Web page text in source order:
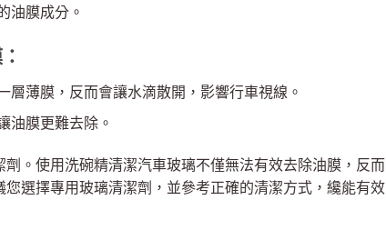
油膜成分。
薄膜，反而會讓水滴散開，影響行車視線。
油膜更難去除。
。使用洗碗精清潔汽車玻璃不僅無法有效去除油膜，反而
選擇專用玻璃清潔劑，並參考正確的清潔方式，纔能有效